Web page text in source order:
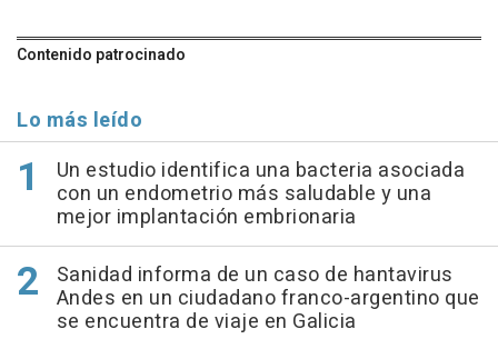
Contenido patrocinado
Lo más leído
Un estudio identifica una bacteria asociada
con un endometrio más saludable y una
mejor implantación embrionaria
Sanidad informa de un caso de hantavirus
Andes en un ciudadano franco-argentino que
se encuentra de viaje en Galicia